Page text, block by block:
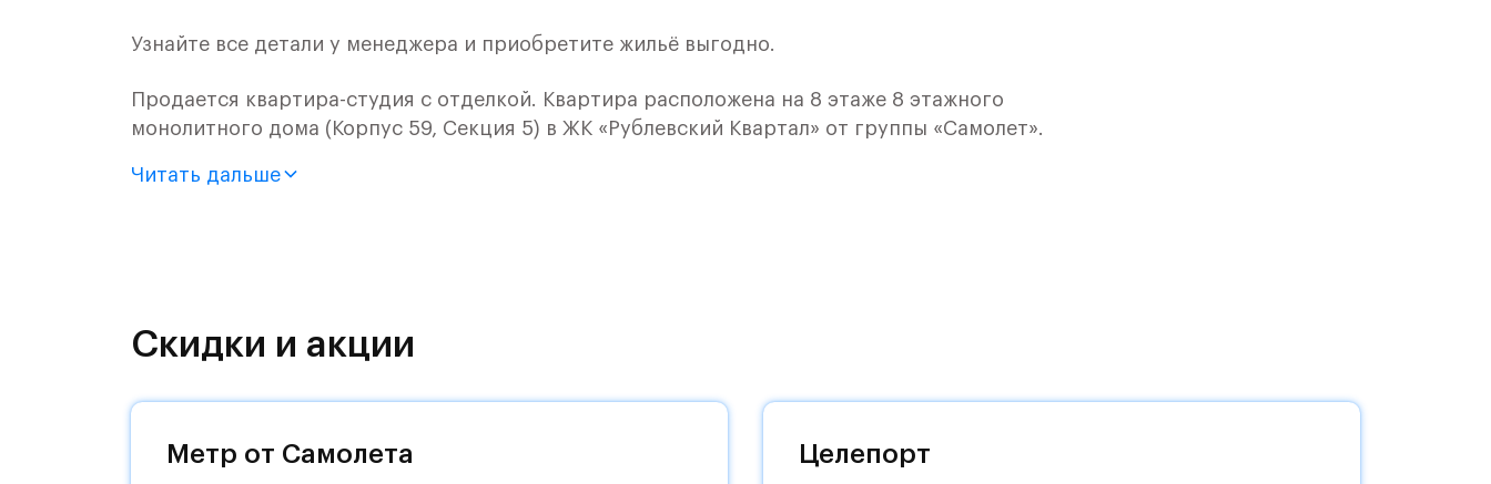
Узнайте все детали у менеджера и приобретите жильё выгодно.
Продается квартира-студия с отделкой. Квартира расположена на 8 этаже 8 этажного
монолитного дома (Корпус 59, Секция 5) в ЖК «Рублевский Квартал» от группы «Самолет».
Цена указана с учетом готовой отделки и кухни.
направления и возможность удобно добраться до столицы.
Уютная малоэтажная застройка, евроквартиры с чистовой отделкой, закрытый двор без
возвращаться.
Читать дальше
Скидки и акции
Метр от Самолета Целепорт